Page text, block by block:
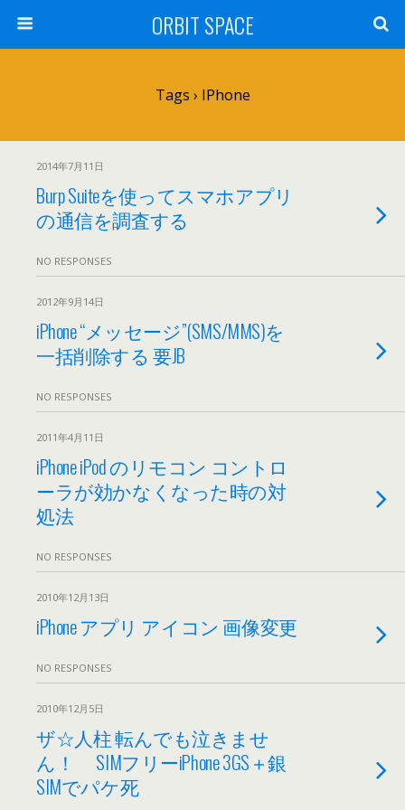
ORBIT SPACE
Tags › IPhone
2014年7月11日
Burp Suiteを使ってスマホアプリ
の通信を調査する
NO RESPONSES
2012年9月14日
iPhone “メッセージ”(SMS/MMS)を
一括削除する 要JB
NO RESPONSES
2011年4月11日
iPhone iPod のリモコン コントロ
ーラが効かなくなった時の対
処法
NO RESPONSES
2010年12月13日
iPhone アプリ アイコン 画像変更
NO RESPONSES
2010年12月5日
ザ☆人柱 転んでも泣きませ
ん！ SIMフリーiPhone 3GS＋銀
SIMでパケ死